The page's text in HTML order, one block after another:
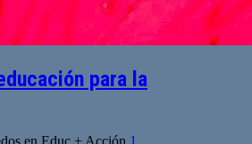
para la